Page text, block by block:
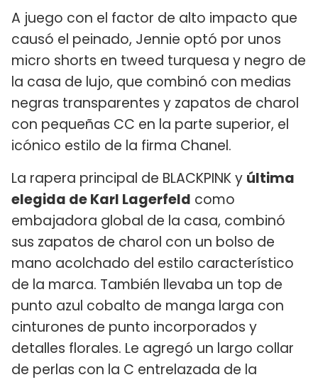
A juego con el factor de alto impacto que
causó el peinado, Jennie optó por unos
micro shorts en tweed turquesa y negro de
la casa de lujo, que combinó con medias
negras transparentes y zapatos de charol
con pequeñas CC en la parte superior, el
icónico estilo de la firma Chanel.
La rapera principal de BLACKPINK y última
elegida de Karl Lagerfeld como
embajadora global de la casa, combinó
sus zapatos de charol con un bolso de
mano acolchado del estilo característico
de la marca. También llevaba un top de
punto azul cobalto de manga larga con
cinturones de punto incorporados y
detalles florales. Le agregó un largo collar
de perlas con la C entrelazada de la